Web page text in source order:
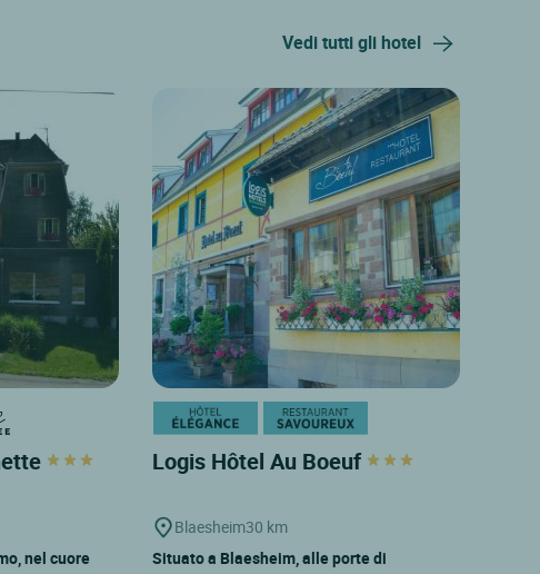
Vedi tutti gli hotel
nel cuore
Logis Hôtel Au Boeuf
Blaesheim30 km
Situato a Blaesheim, alle porte di